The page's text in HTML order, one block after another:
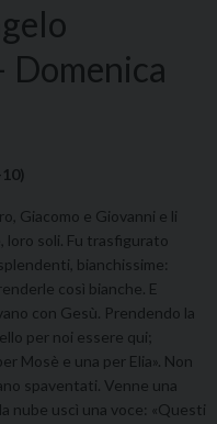
Domenica
Giacomo e Giovanni e li
loro soli. Fu trasfigurato
bianchissime:
così bianche. E
con Gesù. Prendendo la
per noi essere qui;
Mosè e una per Elia». Non
spaventati. Venne una
nube uscì una voce: «Questi